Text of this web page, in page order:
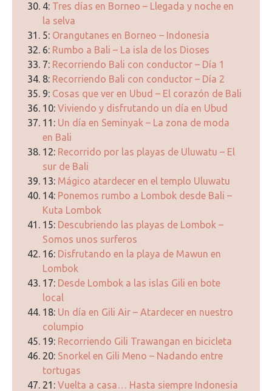
4: Tres días en Borneo – Llegada y noche en
la selva
5: Orangutanes en Borneo – Indonesia
6: Rumbo a Bali – La isla de los Dioses
7: Recorriendo Bali con conductor – Día 1
8: Recorriendo Bali con conductor – Día 2
9: Cosas que ver en Ubud – El corazón de Bali
10: Viviendo y disfrutando un día en Ubud
11: Un día en Seminyak – La zona de moda
en Bali
12: Recorrido por las playas de Uluwatu – El
sur de Bali
13: Mágico atardecer en el templo Uluwatu
14: Ponemos rumbo a Lombok desde Bali –
Kuta Lombok
15: Descubriendo las playas de Lombok –
Somos unos surferos
16: Disfrutando en la playa de Mawun en
Lombok
17: Desde Lombok a las islas Gili en bote
local
18: Un día en Gili Air – Atardecer en nuestro
columpio
19: Recorriendo Gili Trawangan en bicicleta
20: Snorkel en Gili Meno – Nadando entre
tortugas
21: Vuelta a casa… Hasta siempre Indonesia